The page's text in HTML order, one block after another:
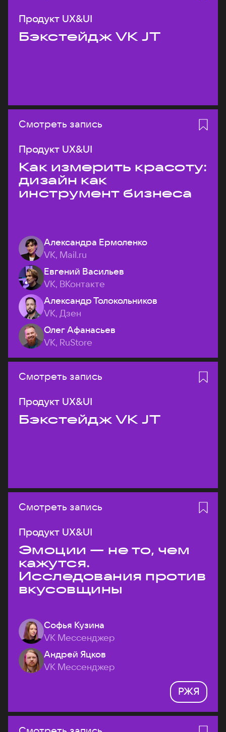
Продукт UX&UI
Бэкстейдж VK JT
Смотреть запись
Продукт UX&UI
Как измерить красоту:
дизайн как
инструмент бизнеса
Александра Ермоленко
VK, Mail.ru
Евгений Васильев
VK, ВКонтакте
Александр Толокольников
VK, Дзен
Олег Афанасьев
VK, RuStore
Смотреть запись
Продукт UX&UI
Бэкстейдж VK JT
Смотреть запись
Продукт UX&UI
Эмоции — не то, чем
кажутся.
Исследования против
вкусовщины
Софья Кузина
VK Мессенджер
Андрей Яцков
VK Мессенджер
РЖЯ